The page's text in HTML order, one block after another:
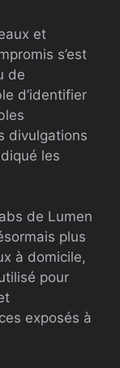
et
s’est
de
d’identifier
divulgations
les
de Lumen
plus
à domicile,
pour
exposés à